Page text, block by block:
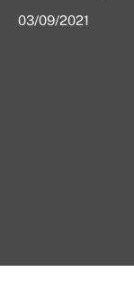
03/09/2021